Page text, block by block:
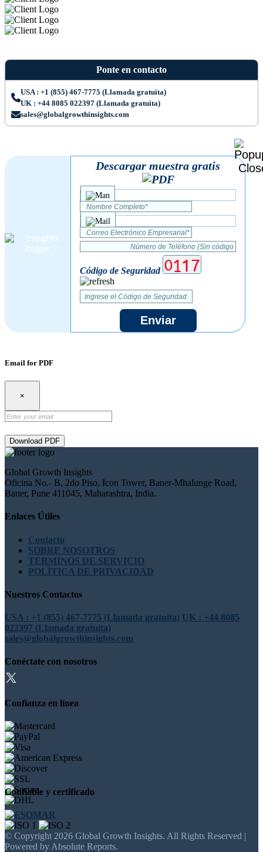
Ponte en contacto
USA : +1 (855) 467-7775 (Llamada gratuita)
UK : +44 8085 022397 (Llamada gratuita)
sales@globalgrowthinsights.com
Descargar muestra gratis
Código de Seguridad
Enviar
Email for PDF
×
Download PDF
Global Growth Insights
Oficina No.- B, 2do Piso, Icon Tower, Baner-Mhalunge Road,
Baner, Pune 411045, Maharashtra, India.
Enlaces Útiles
Contacto
SOBRE NOSOTROS
TÉRMINOS DE SERVICIO
POLÍTICA DE PRIVACIDAD
Nuestros Contactos
USA : +1 (855) 467-7775 (Llamada gratuita) UK : +44 8085
022397 (Llamada gratuita)
sales@globalgrowthinsights.com
Conéctate con nosotros
Confianza en línea
Confiable y certificado
© Copyright 2026 Global Growth Insights. All Rights Reserved |
Powered by Absolute Reports.